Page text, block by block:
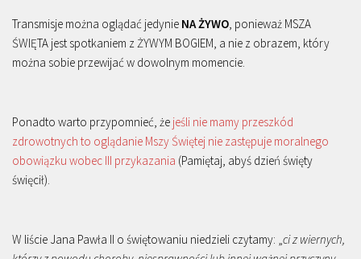
Transmisje można oglądać jedynie NA ŻYWO, ponieważ MSZA
ŚWIĘTA jest spotkaniem z ŻYWYM BOGIEM, a nie z obrazem, który
można sobie przewijać w dowolnym momencie.
Ponadto warto przypomnieć, że jeśli nie mamy przeszkód
zdrowotnych to oglądanie Mszy Świętej nie zastępuje moralnego
obowiązku wobec III przykazania (Pamiętaj, abyś dzień święty
święcił).
W liście Jana Pawła II o świętowaniu niedzieli czytamy: „ci z wiernych,